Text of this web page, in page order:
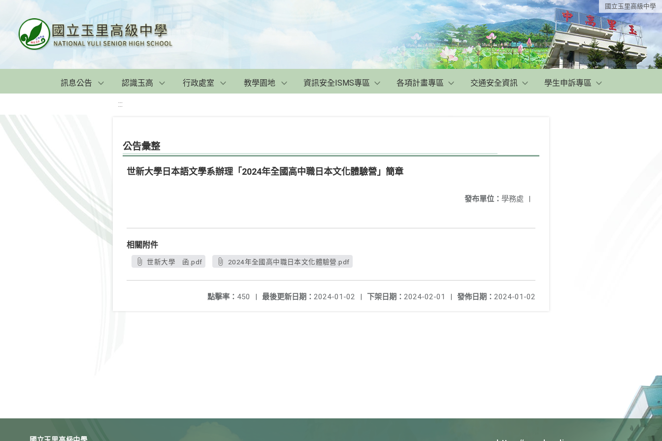
國立玉里高級中學
訊息公告 認識玉高 行政處室 教學園地 資訊安全ISMS專區 各項計畫專區 交通安全資訊 學生申訴專區
:::
公告彙整
世新大學日本語文學系辦理「2024年全國高中職日本文化體驗營」簡章
發布單位： 學務處 |
相關附件
世新大學 函.pdf 2024年全國高中職日本文化體驗營.pdf
發佈日期： 2024-01-02
下架日期： 2024-02-01 |
最後更新日期： 2024-01-02 |
點擊率： 450 |